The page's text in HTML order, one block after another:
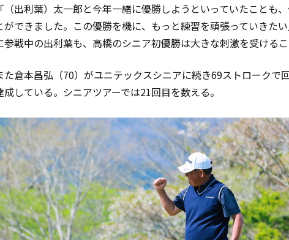
「（出利葉） 太一郎と今年一緒に優勝しようといっていたことも
ができました。 この優勝を機に、もっと練習を頑張っていきた
参戦中の出利葉も、高橋のシニア初優勝は大きな刺激を受けるこ
た倉本昌弘（70）がユニテックスシニアに続き69ストロークで
成している。シニアツアーでは21回目を数える。